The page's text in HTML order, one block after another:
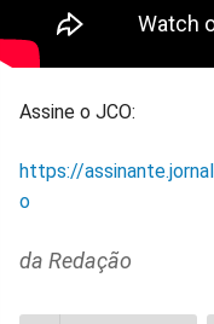
Assine o JCO:
https://
o
da Redação